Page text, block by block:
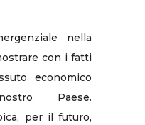
nella
con i fatti
economico
Paese.
per il futuro,